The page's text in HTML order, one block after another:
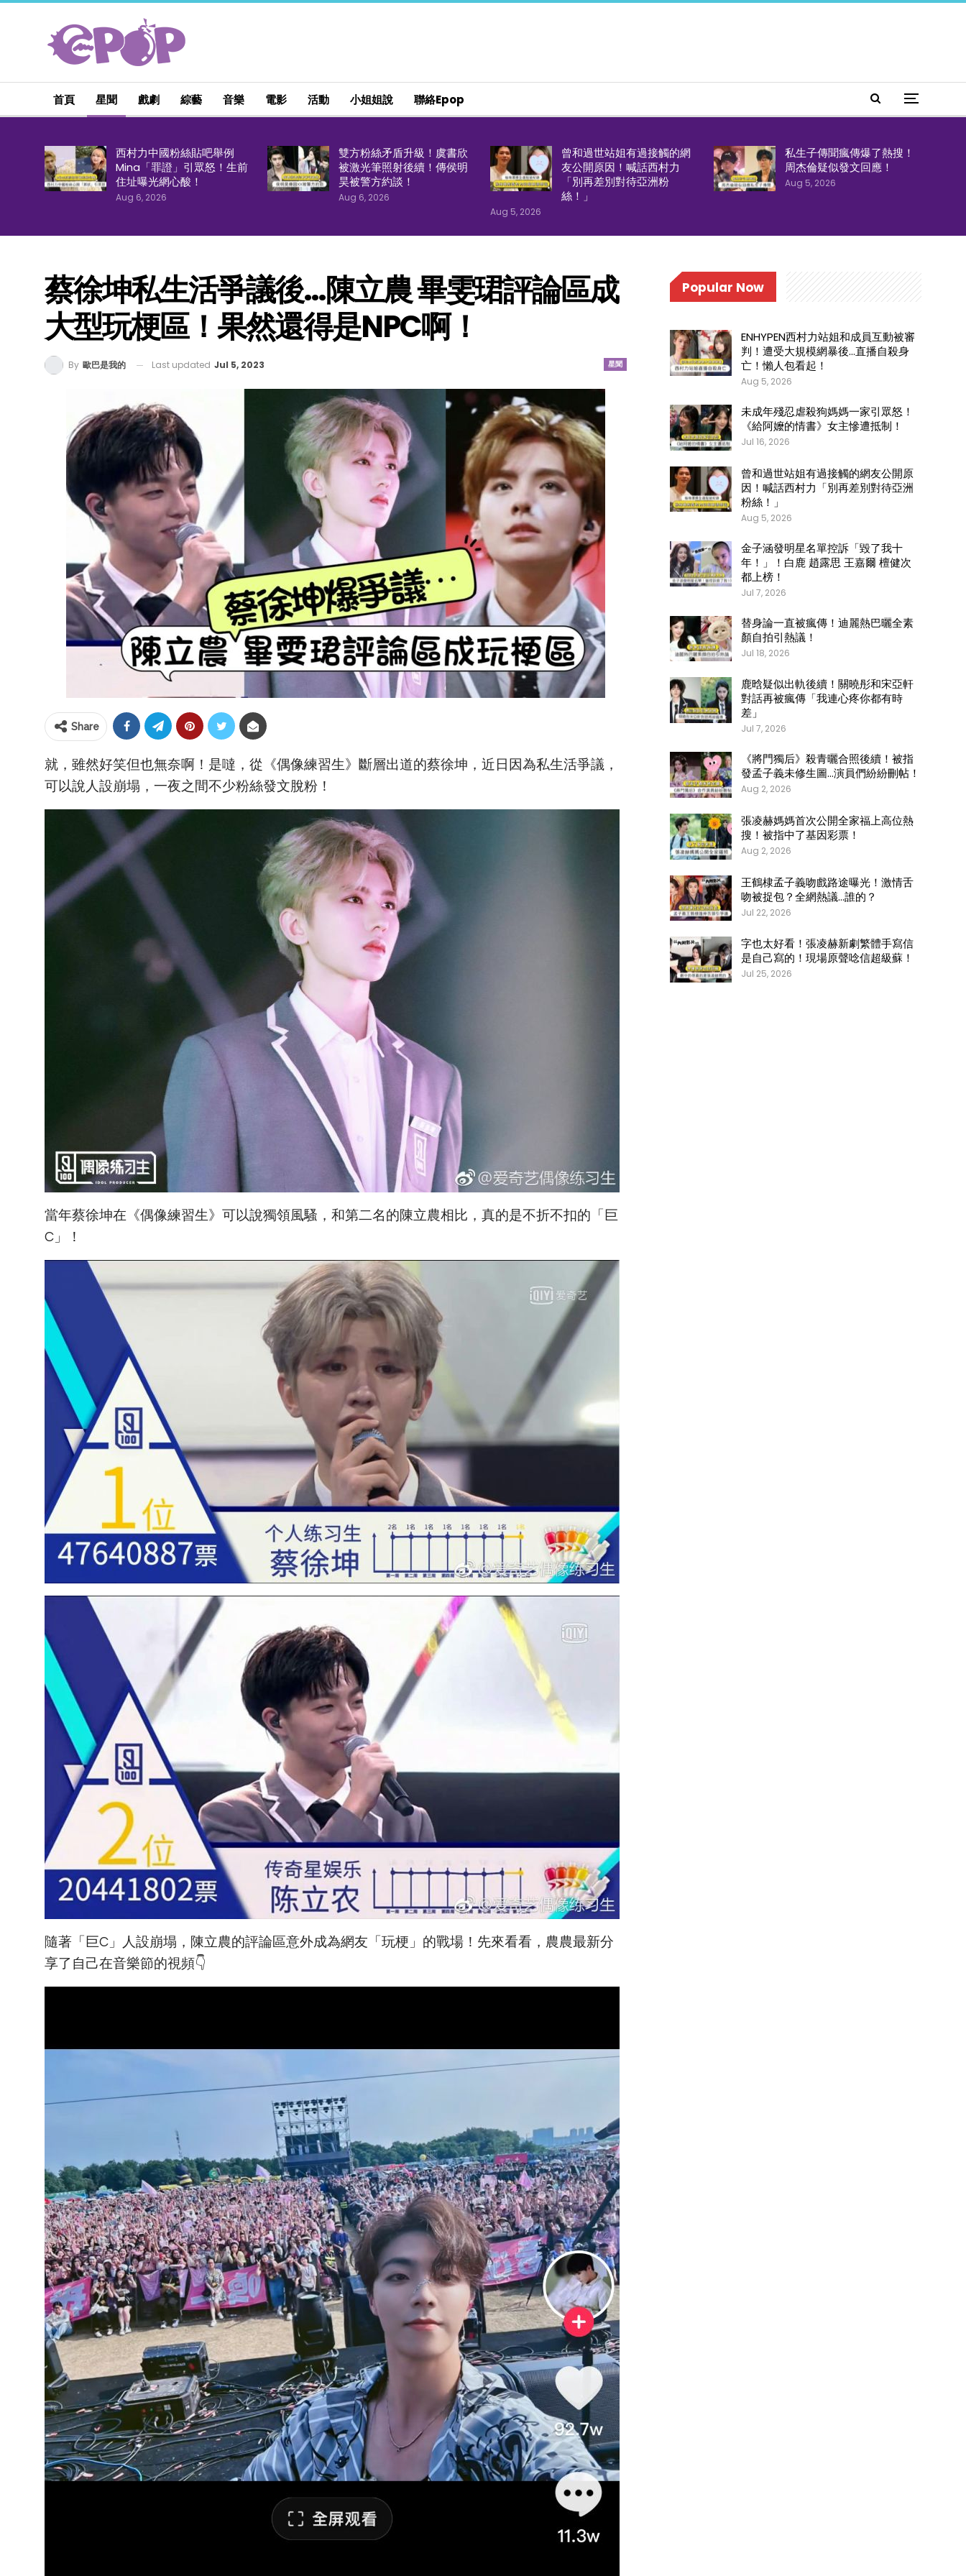
首頁 星聞 戲劇 綜藝 音樂 電影 活動 小姐姐說 聯絡epop
西村力中國粉絲貼吧舉例
Mina「罪證」引眾怒！生前
住址曝光網心酸！
Aug 6, 2026
雙方粉絲矛盾升級！虞書欣
被激光筆照射後續！傳侯明
昊被警方約談！
Aug 6, 2026
曾和過世站姐有過接觸的網
友公開原因！喊話西村力
「別再差別對待亞洲粉
絲！」
Aug 5, 2026
私生子傳聞瘋傳爆了熱搜！
周杰倫疑似發文回應！
Aug 5, 2026
蔡徐坤私生活爭議後…陳立農 畢雯珺評論區成
大型玩梗區！果然還得是NPC啊！
星聞
By 歐巴是我的 Last updated Jul 5, 2023
Share
就，雖然好笑但也無奈啊！是噠，從《偶像練習生》斷層出道的蔡徐坤，近日因為私生活爭議，
可以說人設崩塌，一夜之間不少粉絲發文脫粉！
當年蔡徐坤在《偶像練習生》可以說獨領風騷，和第二名的陳立農相比，真的是不折不扣的「巨
C」！
隨著「巨C」人設崩塌，陳立農的評論區意外成為網友「玩梗」的戰場！先來看看，農農最新分
享了自己在音樂節的視頻👇
Popular Now
ENHYPEN西村力站姐和成員互動被審
判！遭受大規模網暴後…直播自殺身
亡！懶人包看起！
Aug 5, 2026
未成年殘忍虐殺狗媽媽一家引眾怒！
《給阿嬤的情書》女主慘遭抵制！
Jul 16, 2026
曾和過世站姐有過接觸的網友公開原
因！喊話西村力「別再差別對待亞洲
粉絲！」
Aug 5, 2026
金子涵發明星名單控訴「毀了我十
年！」！白鹿 趙露思 王嘉爾 檀健次
都上榜！
Jul 7, 2026
替身論一直被瘋傳！迪麗熱巴曬全素
顏自拍引熱議！
Jul 18, 2026
鹿晗疑似出軌後續！關曉彤和宋亞軒
對話再被瘋傳「我連心疼你都有時
差」
Jul 7, 2026
《將門獨后》殺青曬合照後續！被指
發孟子義未修生圖…演員們紛紛刪帖！
Aug 2, 2026
張凌赫媽媽首次公開全家福上高位熱
搜！被指中了基因彩票！
Aug 2, 2026
王鶴棣孟子義吻戲路途曝光！激情舌
吻被捉包？全網熱議…誰的？
Jul 22, 2026
字也太好看！張凌赫新劇繁體手寫信
是自己寫的！現場原聲唸信超級蘇！
Jul 25, 2026